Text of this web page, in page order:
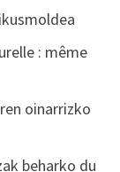
: même
oinarrizko
beharko du